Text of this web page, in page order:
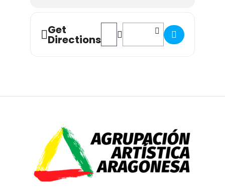
Get
Directions
Address - Charlas ASAFONA Marzo
Destination Address - Charlas